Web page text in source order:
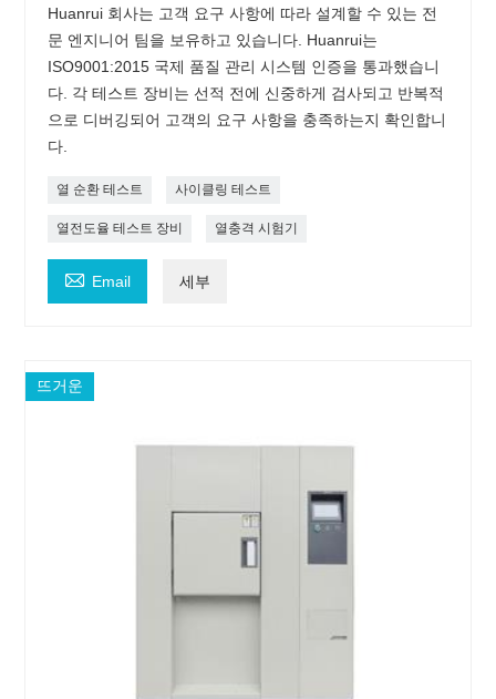
Huanrui 회사는 고객 요구 사항에 따라 설계할 수 있는 전
문 엔지니어 팀을 보유하고 있습니다. Huanrui는
ISO9001:2015 국제 품질 관리 시스템 인증을 통과했습니
다. 각 테스트 장비는 선적 전에 신중하게 검사되고 반복적
으로 디버깅되어 고객의 요구 사항을 충족하는지 확인합니
다.
열 순환 테스트 사이클링 테스트
열전도율 테스트 장비 열충격 시험기
 Email 세부
뜨거운